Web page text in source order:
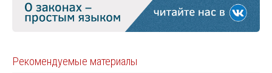
Рекомендуемые материалы